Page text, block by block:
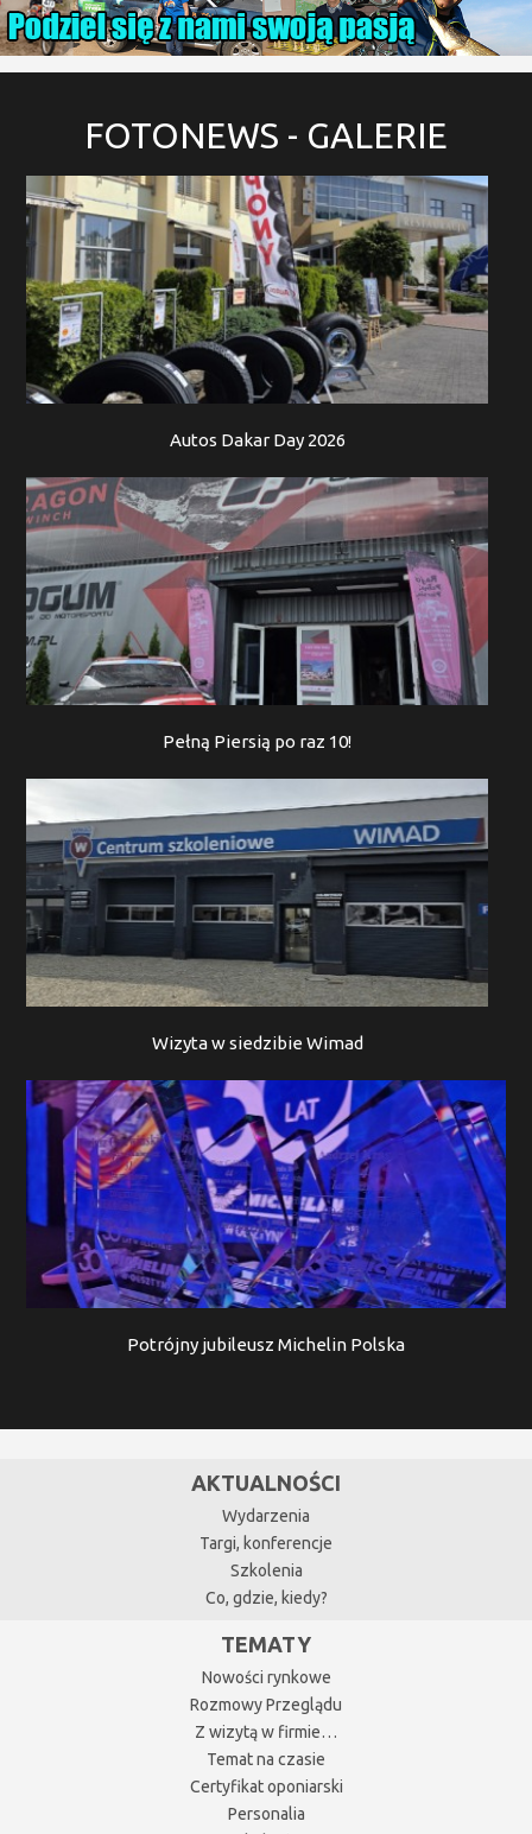
FOTONEWS - GALERIE
Autos Dakar Day 2026
Pełną Piersią po raz 10!
Wizyta w siedzibie Wimad
Potrójny jubileusz Michelin Polska
AKTUALNOŚCI
Wydarzenia
Targi, konferencje
Szkolenia
Co, gdzie, kiedy?
TEMATY
Nowości rynkowe
Rozmowy Przeglądu
Z wizytą w firmie…
Temat na czasie
Certyfikat oponiarski
Personalia